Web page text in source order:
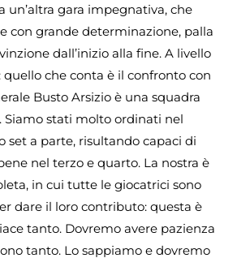
un’altra gara impegnativa, che
con grande determinazione, palla
dall’inizio alla fine. A livello
quello che conta è il confronto con
Busto Arsizio è una squadra
Siamo stati molto ordinati nel
set a parte, risultando capaci di
nel terzo e quarto. La nostra è
in cui tutte le giocatrici sono
dare il loro contributo: questa è
tanto. Dovremo avere pazienza
tanto. Lo sappiamo e dovremo